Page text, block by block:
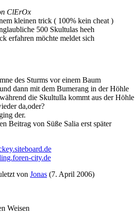
ClErOx
kleinen trick ( 100% kein cheat )
500 Skultulas heeh
erfahren möchte meldet sich
des Sturms vor einem Baum
dann mit dem Bumerang in der Höhle
die Skultulla kommt aus der Höhle
da,oder?
der.
Beitrag von Süße Salia erst später
city.de
von Jonas (7. April 2006)
Weisen